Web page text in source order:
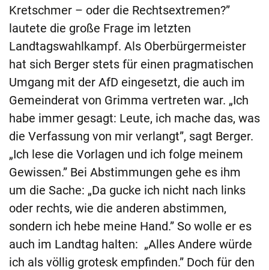
Kretschmer – oder die Rechtsextremen?”
lautete die große Frage im letzten
Landtagswahlkampf. Als Oberbürgermeister
hat sich Berger stets für einen pragmatischen
Umgang mit der AfD eingesetzt, die auch im
Gemeinderat von Grimma vertreten war. „Ich
habe immer gesagt: Leute, ich mache das, was
die Verfassung von mir verlangt”, sagt Berger.
„Ich lese die Vorlagen und ich folge meinem
Gewissen.” Bei Abstimmungen gehe es ihm
um die Sache: „Da gucke ich nicht nach links
oder rechts, wie die anderen abstimmen,
sondern ich hebe meine Hand.” So wolle er es
auch im Landtag halten: „Alles Andere würde
ich als völlig grotesk empfinden.” Doch für den